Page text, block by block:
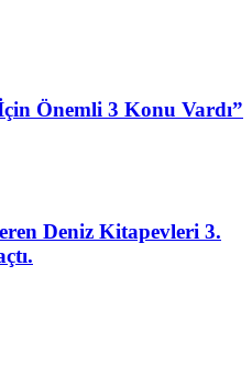
Önemli 3 Konu Vardı”
Deniz Kitapevleri 3.